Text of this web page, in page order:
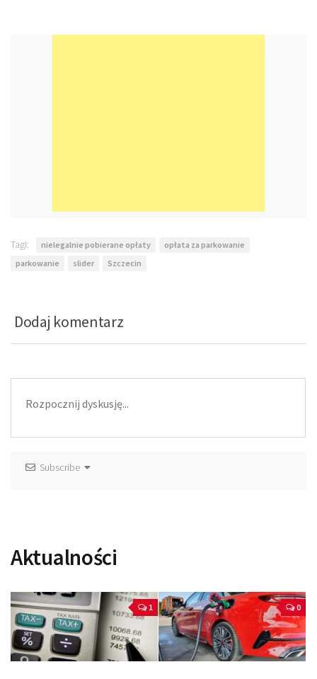
Tagi: nielegalnie pobierane opłaty
opłata za parkowanie
parkowanie
slider Szczecin
Dodaj komentarz
Subscribe
Aktualności
1 0